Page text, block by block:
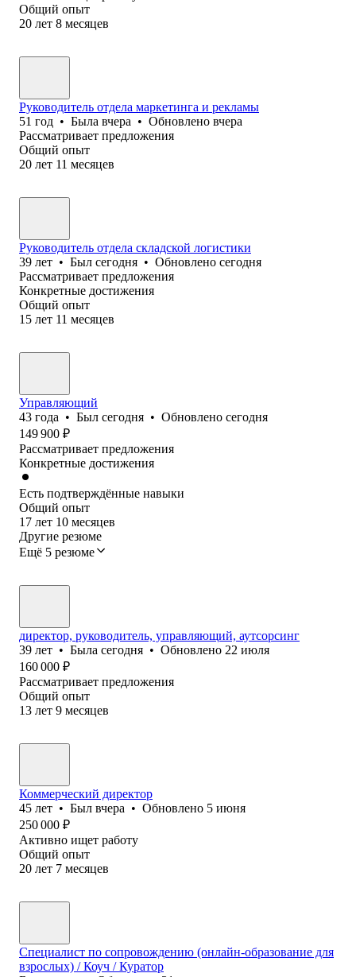
Общий опыт
20 лет 8 месяцев
Руководитель отдела маркетинга и рекламы
51 год • Была вчера • Обновлено вчера
Рассматривает предложения
Общий опыт
20 лет 11 месяцев
Руководитель отдела складской логистики
39 лет • Был сегодня • Обновлено сегодня
Рассматривает предложения
Конкретные достижения
Общий опыт
15 лет 11 месяцев
Управляющий
43 года • Был сегодня • Обновлено сегодня
149 900 ₽
Рассматривает предложения
Конкретные достижения
Есть подтверждённые навыки
Общий опыт
17 лет 10 месяцев
Другие резюме
Ещё 5 резюме
директор, руководитель, управляющий, аутсорсинг
39 лет • Была сегодня • Обновлено 22 июля
160 000 ₽
Рассматривает предложения
Общий опыт
13 лет 9 месяцев
Коммерческий директор
45 лет • Был вчера • Обновлено 5 июня
250 000 ₽
Активно ищет работу
Общий опыт
20 лет 7 месяцев
Специалист по сопровождению (онлайн-образование для
взрослых) / Коуч / Куратор